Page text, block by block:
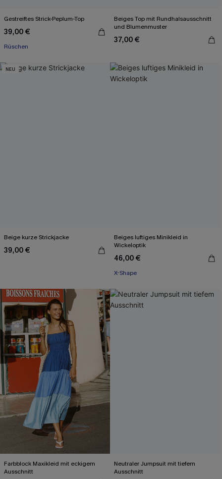
Gestreiftes Strick-Peplum-Top
39,00 €
Rüschen
Beiges Top mit Rundhalsausschnitt
und Blumenmuster
37,00 €
NEU
Beige kurze Strickjacke
39,00 €
Beiges luftiges Minikleid in
Wickeloptik
46,00 €
X-Shape
Farbblock Maxikleid mit eckigem
Ausschnitt
Neutraler Jumpsuit mit tiefem
Ausschnitt